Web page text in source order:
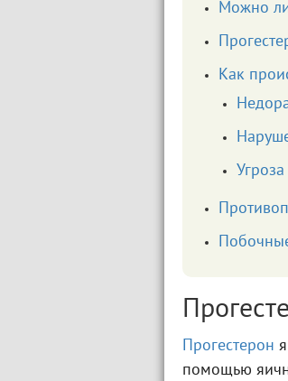
Можно
Как
Прогестерон
помощью